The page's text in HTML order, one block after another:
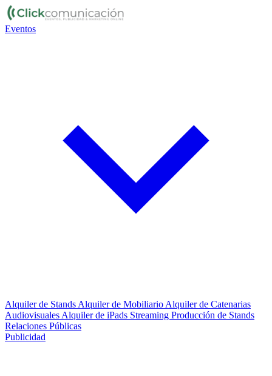
Eventos
Alquiler de Stands Alquiler de Mobiliario Alquiler de Catenarias
Audiovisuales Alquiler de iPads Streaming Producción de Stands
Relaciones Públicas
Publicidad